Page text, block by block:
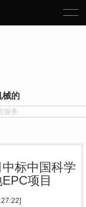
械的
服务
标中国科学
项目